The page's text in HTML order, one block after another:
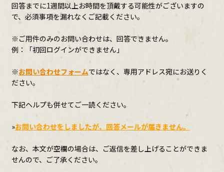
CONTENTS ARCHIVE
JOIN
LOGIN
回答までに1週間以上お時間を頂戴する可能性がございますの
で、必須事項を漏れなくご記載ください。
※ご用件のみのお問い合わせは、回答できません。
例：「初回ログインができません」
※お問い合わせフォームではなく、専用アドレス宛にお送りく
ださい。
下記ヘルプも併せてご一読ください。
»お問い合わせをしましたが、回答メールが届きません。
なお、本文が空欄の場合は、ご返信を差し上げることができま
せんので、ご了承ください。